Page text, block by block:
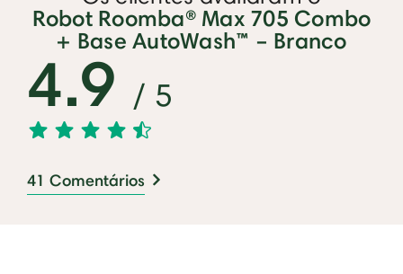
Robot Roomba® Max 705 Combo
+ Base AutoWash™ – Branco
4.9 / 5
41 Comentários